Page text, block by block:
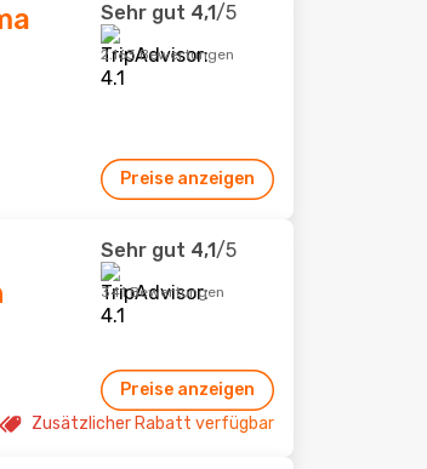
Sehr gut 4,1/5
2.163 Bewertungen
Preise anzeigen
Sehr gut 4,1/5
341 Bewertungen
Preise anzeigen
Zusätzlicher Rabatt verfügbar